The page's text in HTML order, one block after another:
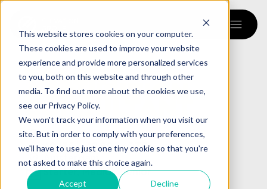
This website stores cookies on your computer.
These cookies are used to improve your website
experience and provide more personalized services
to you, both on this website and through other
media. To find out more about the cookies we use,
see our Privacy Policy.
We won't track your information when you visit our
site. But in order to comply with your preferences,
we'll have to use just one tiny cookie so that you're
not asked to make this choice again.
Accept Decline
menu
TALENT
ACQUISITION
CONSULTANT
40-uur
40.176 - 49.896 (OTE)
Amsterdam
Starter, Medior, Senior